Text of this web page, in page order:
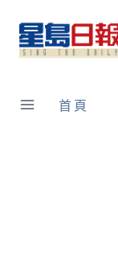
content
首頁